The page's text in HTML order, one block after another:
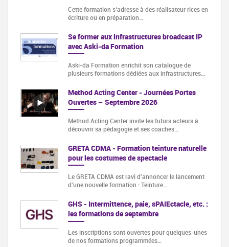
Cette formation s‘adresse à des réalisateur·rices en
écriture ou en préparation…
Se former aux infrastructures broadcast IP
avec Aski-da Formation
Aski-da Formation enrichit son catalogue de
plusieurs formations dédiées aux infrastructures…
Method Acting Center - Journées Portes
Ouvertes – Septembre 2026
Method Acting Center invite les futurs acteurs à
découvrir sa pédagogie et ses coaches…
GRETA CDMA - Formation teinture naturelle
pour les costumes de spectacle
Le GRETA CDMA est ravi d'annoncer le lancement
d'une nouvelle formation : Teinture…
GHS - Intermittence, paie, sPAIEctacle, etc. :
les formations de septembre
Les inscriptions sont ouvertes pour quelques-unes
de nos formations programmées…